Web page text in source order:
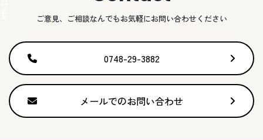
ご意見、ご相談なんでもお気軽にお問い合わせください
0748-29-3882
メールでのお問い合わせ